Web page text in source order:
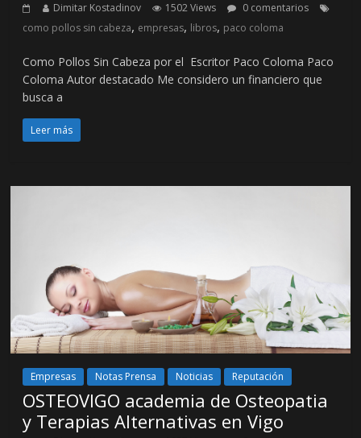
Dimitar Kostadinov 1502 Views
0 comentarios
como pollos sin cabeza, empresas, libros, paco coloma
Como Pollos Sin Cabeza por el Escritor Paco Coloma Paco
Coloma Autor destacado Me considero un financiero que
busca a
Leer más
Empresas Notas Prensa Noticias Reputación
OSTEOVIGO academia de Osteopatia
y Terapias Alternativas en Vigo